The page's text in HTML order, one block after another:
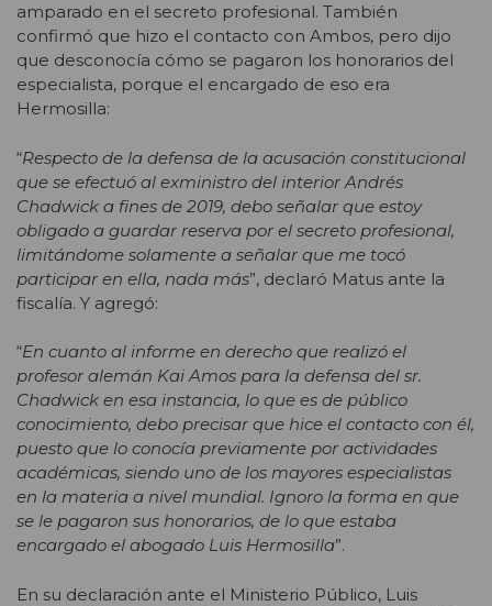
amparado en el secreto profesional. También
confirmó que hizo el contacto con Ambos, pero dijo
que desconocía cómo se pagaron los honorarios del
especialista, porque el encargado de eso era
Hermosilla:
“Respecto de la defensa de la acusación constitucional
que se efectuó al exministro del interior Andrés
Chadwick a fines de 2019, debo señalar que estoy
obligado a guardar reserva por el secreto profesional,
limitándome solamente a señalar que me tocó
participar en ella, nada más”, declaró Matus ante la
fiscalía. Y agregó:
“En cuanto al informe en derecho que realizó el
profesor alemán Kai Amos para la defensa del sr.
Chadwick en esa instancia, lo que es de público
conocimiento, debo precisar que hice el contacto con él,
puesto que lo conocía previamente por actividades
académicas, siendo uno de los mayores especialistas
en la materia a nivel mundial. Ignoro la forma en que
se le pagaron sus honorarios, de lo que estaba
encargado el abogado Luis Hermosilla”.
En su declaración ante el Ministerio Público, Luis